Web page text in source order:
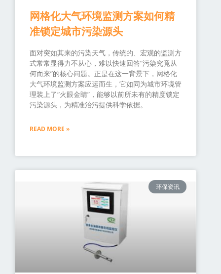
网格化大气环境监测方案如何精
准锁定城市污染源头
面对突如其来的污染天气，传统的、宏观的监测方
式常常显得力不从心，难以快速回答“污染究竟从
何而来”的核心问题。正是在这一背景下，网格化
大气环境监测方案应运而生，它如同为城市环境管
理装上了“火眼金睛”，能够以前所未有的精度锁定
污染源头，为精准治污提供科学依据。
READ MORE »
环保资讯